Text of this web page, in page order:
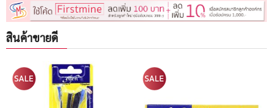
สินค้าขายดี